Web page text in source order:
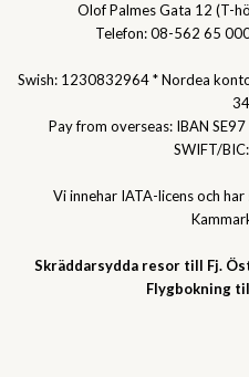
Olof Palmes Gata 12 (T-
Telefon: 08-562 65
Swish: 1230832964 * Nordea
Pay from overseas: IBAN
SWIFT/BIC:
Vi innehar IATA-licens och
Skräddarsydda resor till Fj.
Flygbokning